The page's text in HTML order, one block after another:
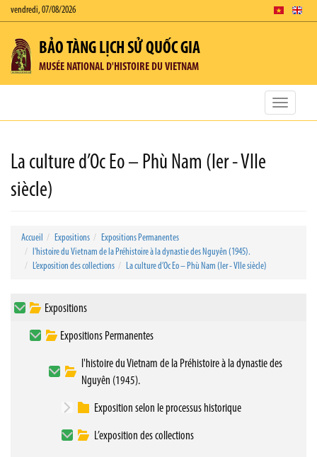
vendredi, 07/08/2026
BẢO TÀNG LỊCH SỬ QUỐC GIA
MUSÉE NATIONAL D'HISTOIRE DU VIETNAM
Toggle
La culture d’Oc Eo – Phù Nam (Ier - VIIe
siècle)
Accueil Expositions
Expositions Permanentes
l'histoire du Vietnam de la Préhistoire à la dynastie des Nguyên (1945).
L’exposition des collections
La culture d’Oc Eo – Phù Nam (Ier - VIIe siècle)
Expositions
Expositions Permanentes
l'histoire du Vietnam de la Préhistoire à la dynastie des
Nguyên (1945).
Exposition selon le processus historique
L’exposition des collections